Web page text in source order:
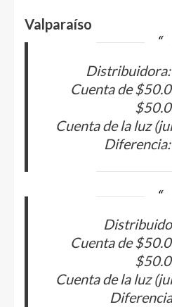
Valparaíso
Cuenta de
Cuenta de la luz
Cuenta de
Cuenta de la luz